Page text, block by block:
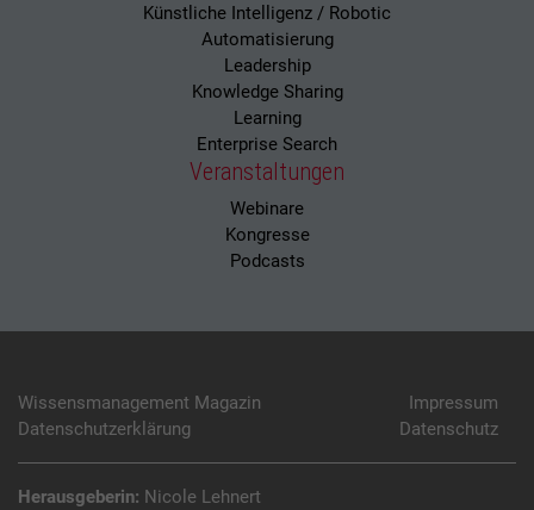
Künstliche Intelligenz / Robotic
Automatisierung
Leadership
Knowledge Sharing
Learning
Enterprise Search
Veranstaltungen
Webinare
Kongresse
Podcasts
Wissensmanagement Magazin
Impressum
Datenschutzerklärung
Datenschutz
Herausgeberin: Nicole Lehnert